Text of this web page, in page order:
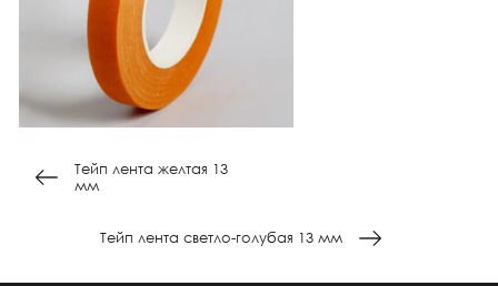
Тейп лента желтая 13
мм
Тейп лента светло-голубая 13 мм